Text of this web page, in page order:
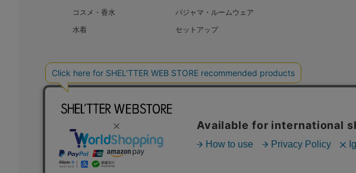
コスメ・香水
パジャマ・ルームウェア
水着
セットアップ
BAROQUE JAPAN LIMITED SHEL’TTER GREEN
COPYRIGHT © BAROQUE JAPAN LIMITED ALL RIGHTS RESERVED.